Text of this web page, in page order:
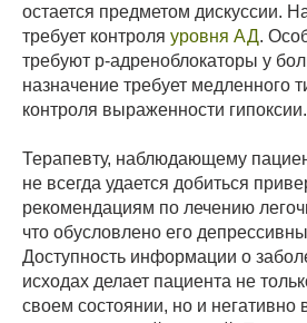
остается предметом дискуссии.
требует контроля уровня АД.
требуют р-адреноблокаторы у
назначение требует медленного
контроля выраженности гипоксии.
Терапевту, наблюдающему
не всегда удается добиться
рекомендациям по лечению
что обусловлено его
Доступность информации о
исходах делает пациента не
своем состоянии, но и негативно